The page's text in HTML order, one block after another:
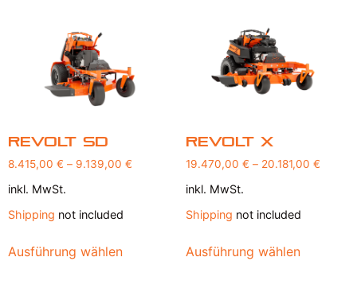
Revolt SD
8.415,00 € – 9.139,00 €
inkl. MwSt.
Shipping not included
Ausführung wählen
Revolt X
19.470,00 € – 20.181,00 €
inkl. MwSt.
Shipping not included
Ausführung wählen